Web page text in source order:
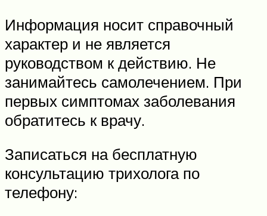
Информация носит справочный
характер и не является
руководством к действию. Не
занимайтесь самолечением. При
первых симптомах заболевания
обратитесь к врачу.
Записаться на бесплатную
консультацию трихолога по
телефону: